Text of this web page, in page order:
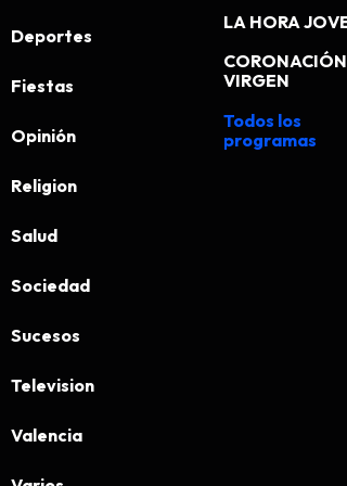
Deportes
Fiestas
Opinión
Religion
Salud
Sociedad
Sucesos
Television
Valencia
LA HORA
VIRGEN
Todos los
programas